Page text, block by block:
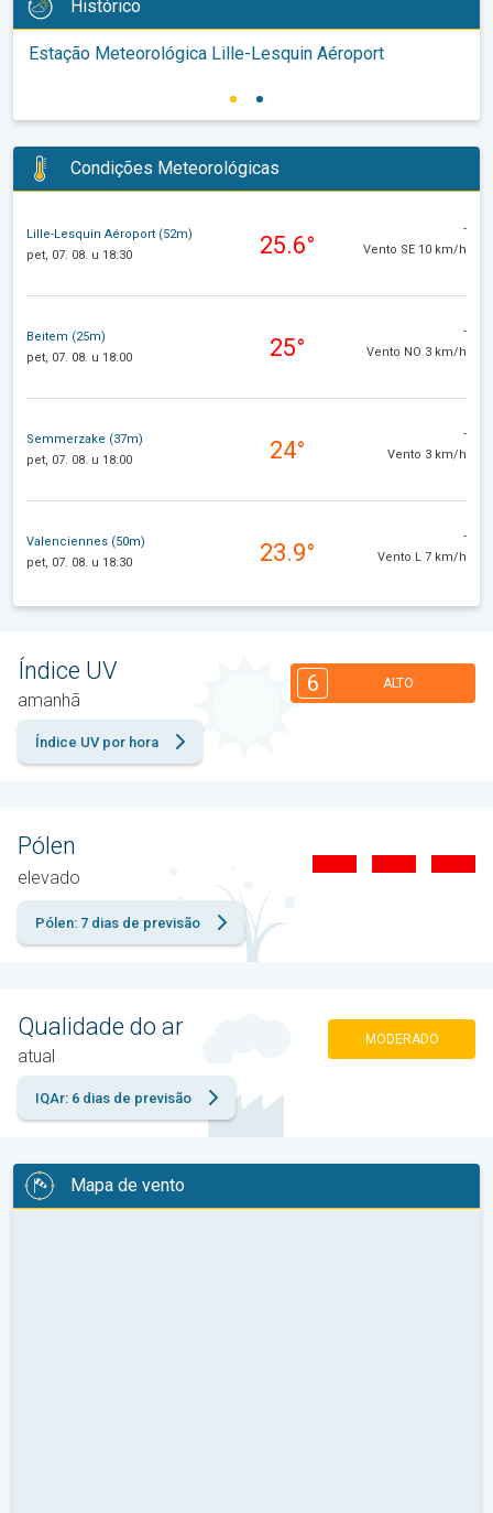
Histórico
Estação Meteorológica Lille-Lesquin Aéroport
Condições Meteorológicas
Lille-Lesquin Aéroport (52m)
pet, 07. 08. u 18:30
25.6°
-
Vento SE 10 km/h
Beitem (25m)
pet, 07. 08. u 18:00
25°
-
Vento NO 3 km/h
Semmerzake (37m)
pet, 07. 08. u 18:00
24°
-
Vento 3 km/h
Valenciennes (50m)
pet, 07. 08. u 18:30
23.9°
-
Vento L 7 km/h
Índice UV
amanhã
6 ALTO
Índice UV por hora
Pólen
elevado
Pólen: 7 dias de previsão
Qualidade do ar
atual
MODERADO
IQAr: 6 dias de previsão
Mapa de vento